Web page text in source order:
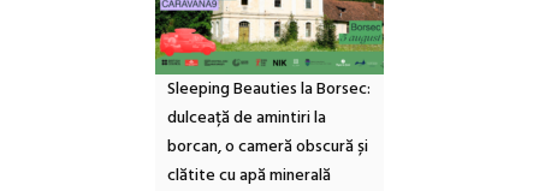
Sleeping Beauties la Borsec:
dulceață de amintiri la
borcan, o cameră obscură și
clătite cu apă minerală